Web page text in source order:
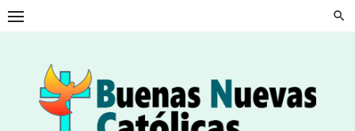
Skip
to